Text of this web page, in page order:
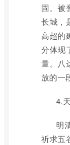
固。被
长城，
高超的
分体现
量。八
放的一
4.
明
祈求五